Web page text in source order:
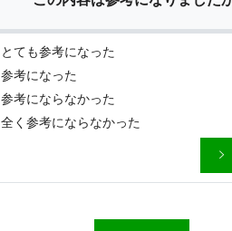
とても参考になった
参考になった
参考にならなかった
全く参考にならなかった